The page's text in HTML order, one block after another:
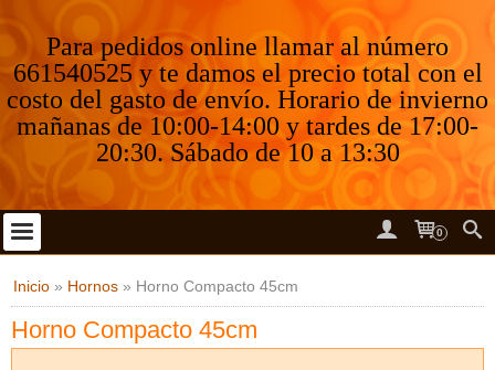
Para pedidos online llamar al número
661540525 y te damos el precio total con el
costo del gasto de envío. Horario de invierno
mañanas de 10:00-14:00 y tardes de 17:00-
20:30. Sábado de 10 a 13:30
0
Inicio » Hornos » Horno Compacto 45cm
Horno Compacto 45cm